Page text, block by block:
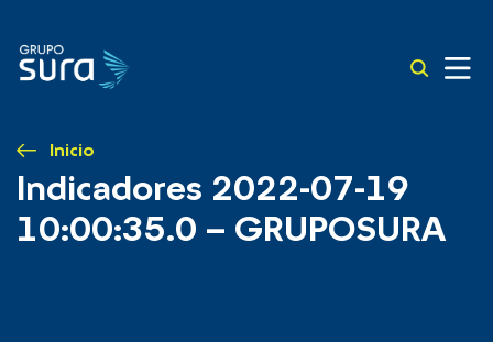
Inicio
Indicadores 2022-07-19
10:00:35.0 – GRUPOSURA